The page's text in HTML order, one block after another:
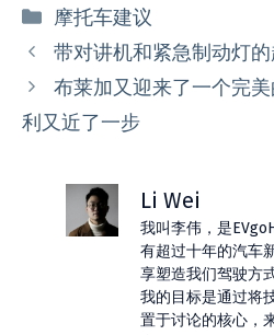
分
类
摩托车建议
带对讲机和紧急制动灯
布莱加又迎来了一个完
利又近了一步
Li Wei
我叫李伟，是
有超过十年的汽车
享塑造我们驾驶方
我的目标是通过将
置于讨论的核心，